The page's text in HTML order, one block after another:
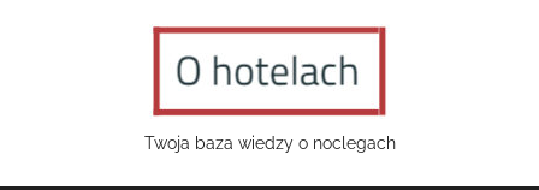
Twoja baza wiedzy o noclegach